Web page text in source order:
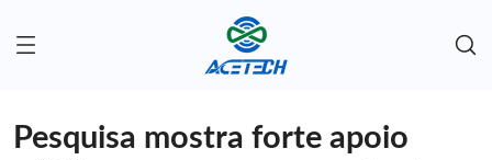
Pesquisa mostra forte apoio